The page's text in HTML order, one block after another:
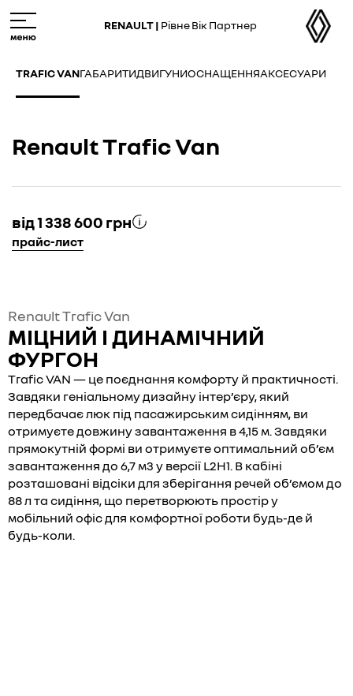
to
main
RENAULT | Рівне Вік Партнер
TRAFIC VANГАБАРИТИДВИГУНИОСНАЩЕННЯАКСЕСУАРИ
Renault Trafic Van
від 1 338 600 грн
прайс-лист
Renault Trafic Van
МІЦНИЙ І ДИНАМІЧНИЙ
ФУРГОН
Trafic VAN — це поєднання комфорту й практичності.
Завдяки геніальному дизайну інтер’єру, який
передбачає люк під пасажирським сидінням, ви
отримуєте довжину завантаження в 4,15 м. Завдяки
прямокутній формі ви отримуєте оптимальний об’єм
завантаження до 6,7 м3 у версії L2H1. В кабіні
розташовані відсіки для зберігання речей об’ємом до
88 л та сидіння, що перетворюють простір у
мобільний офіс для комфортної роботи будь-де й
будь-коли.